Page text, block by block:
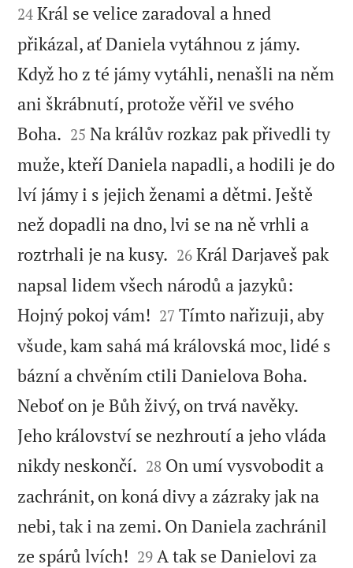
24 Král se velice zaradoval a hned
přikázal, ať Daniela vytáhnou z jámy.
Když ho z té jámy vytáhli, nenašli na něm
ani škrábnutí, protože věřil ve svého
Boha. 

25 Na králův rozkaz pak přivedli ty
muže, kteří Daniela napadli, a hodili je do
lví jámy i s jejich ženami a dětmi. Ještě
než dopadli na dno, lvi se na ně vrhli a
roztrhali je na kusy. 

26 Král Darjaveš pak
napsal lidem všech národů a jazyků:
Hojný pokoj vám! 

27 Tímto nařizuji, aby
všude, kam sahá má královská moc, lidé s
bázní a chvěním ctili Danielova Boha.
Neboť on je Bůh živý, on trvá navěky.
Jeho království se nezhroutí a jeho vláda
nikdy neskončí. 

28 On umí vysvobodit a
zachránit, on koná divy a zázraky jak na
nebi, tak i na zemi. On Daniela zachránil
ze spárů lvích! 

29 A tak se Danielovi za